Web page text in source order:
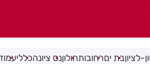
לציוןבת יםרחובותחולוןנס ציונהכללי